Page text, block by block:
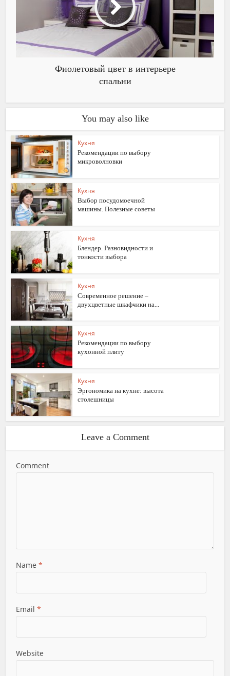
Фиолетовый цвет в интерьере
спальни
You may also like
Кухня
Рекомендации по выбору
микроволновки
Кухня
Выбор посудомоечной
машины. Полезные советы
Кухня
Блендер. Разновидности и
тонкости выбора
Кухня
Современное решение –
двухцветные шкафчики на...
Кухня
Рекомендации по выбору
кухонной плиту
Кухня
Эргономика на кухне: высота
столешницы
Leave a Comment
Comment
Name *
Email *
Website